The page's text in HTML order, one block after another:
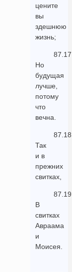
цените
вы
здешнюю
жизнь;
87.17
Но
будущая
лучше,
потому
что
вечна.
87.18
Так
и в
прежних
свитках,
87.19
В
свитках
Авраама
и
Моисея.